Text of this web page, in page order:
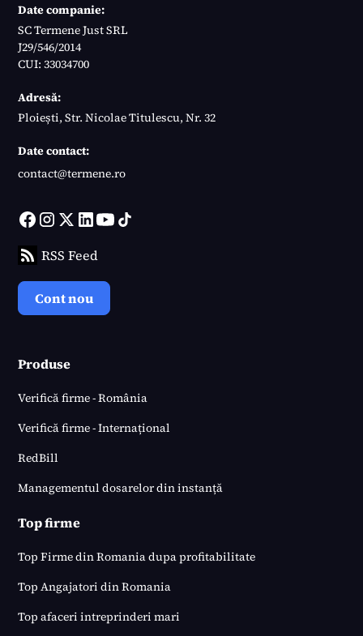
Date companie:
SC Termene Just SRL
J29/546/2014
CUI: 33034700
Adresă:
Ploiești, Str. Nicolae Titulescu, Nr. 32
Date contact:
contact@termene.ro
RSS Feed
Cont nou
Produse
Verifică firme - România
Verifică firme - Internațional
RedBill
Managementul dosarelor din instanță
Top firme
Top Firme din Romania dupa profitabilitate
Top Angajatori din Romania
Top afaceri intreprinderi mari